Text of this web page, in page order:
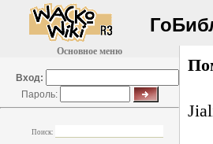
Основное меню
Вход:
Пароль:
Поиск: